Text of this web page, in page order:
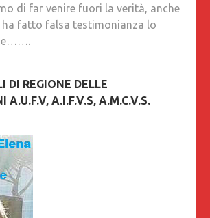
di far venire fuori la verità, anche
ha fatto falsa testimonianza lo
DI REGIONE DELLE
A.U.F.V, A.I.F.V.S, A.M.C.V.S.